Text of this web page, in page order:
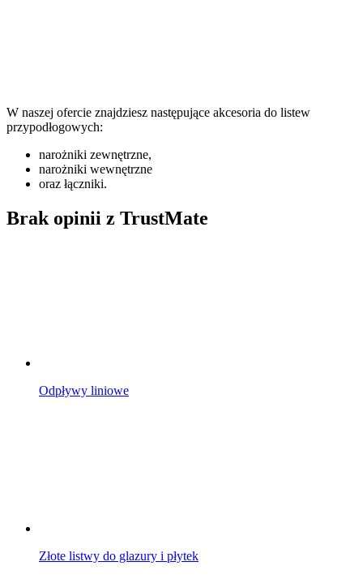
W naszej ofercie znajdziesz następujące akcesoria do listew
przypodłogowych:
narożniki zewnętrzne,
narożniki wewnętrzne
oraz łączniki.
Brak opinii z TrustMate
Odpływy liniowe
Złote listwy do glazury i płytek